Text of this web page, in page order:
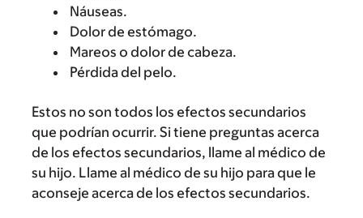
Náuseas.
Dolor de estómago.
Mareos o dolor de cabeza.
Pérdida del pelo.
Estos no son todos los efectos secundarios
que podrían ocurrir. Si tiene preguntas acerca
de los efectos secundarios, llame al médico de
su hijo. Llame al médico de su hijo para que le
aconseje acerca de los efectos secundarios.